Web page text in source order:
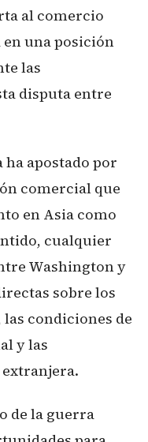
al comercio
una posición
las
disputa entre
ha apostado por
comercial que
en Asia como
cualquier
Washington y
sobre los
condiciones de
y las
de la guerra